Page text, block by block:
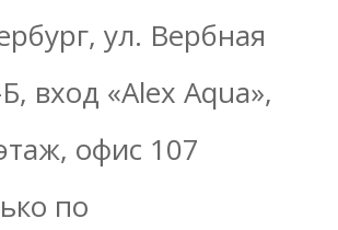
ул. Вербная
вход «Alex Aqua»,
офис 107
по